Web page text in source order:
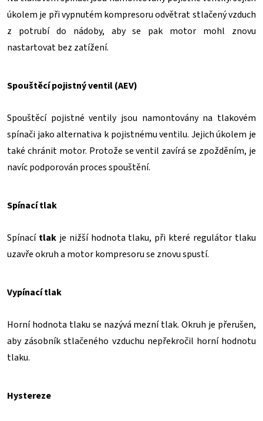
úkolem je při vypnutém kompresoru odvětrat stlačený vzduch
z potrubí do nádoby, aby se pak motor mohl znovu
nastartovat bez zatížení.
Spouštěcí pojistný ventil (AEV)
Spouštěcí pojistné ventily jsou namontovány na tlakovém
spínači jako alternativa k pojistnému ventilu. Jejich úkolem je
také chránit motor. Protože se ventil zavírá se zpožděním, je
navíc podporován proces spouštění.
Spínací tlak
Spínací tlakje nižší hodnota tlaku, při které regulátor tlaku
uzavře okruh a motor kompresoru se znovu spustí.
Vypínací tlak
Horní hodnota tlaku se nazývá mezní tlak. Okruh je přerušen,
aby zásobník stlačeného vzduchu nepřekročil horní hodnotu
tlaku.
Hystereze